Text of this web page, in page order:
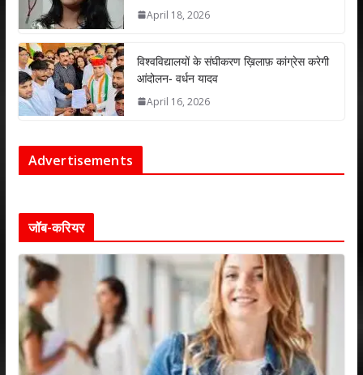
April 18, 2026
विश्वविद्यालयों के संघीकरण ख़िलाफ़ कांग्रेस करेगी
आंदोलन- वर्धन यादव
April 16, 2026
Advertisements
जॉब-करियर